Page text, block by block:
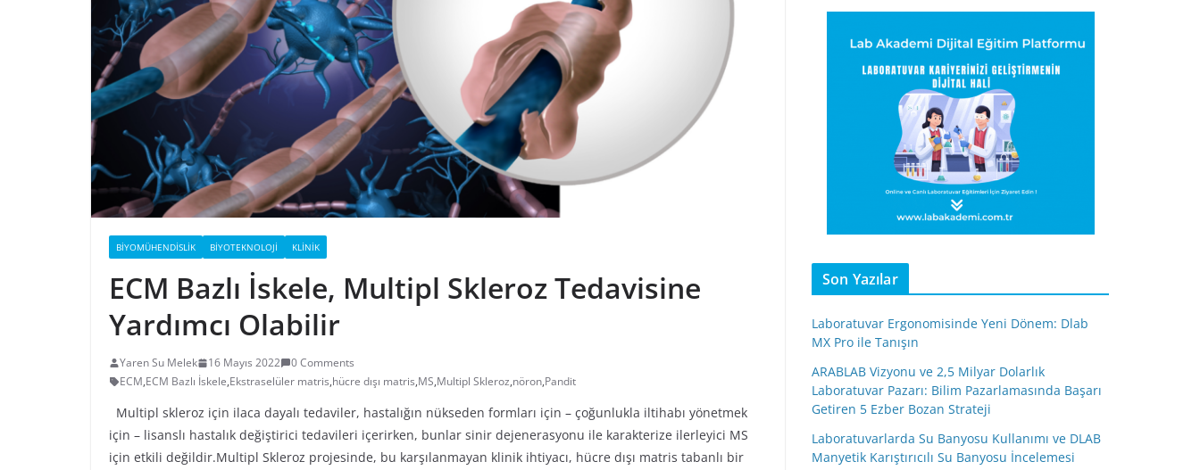
BIYOMÜHENDISLIK BIYOTEKNOLOJI KLINIK
ECM Bazlı İskele, Multipl SklerozTedavisine
Yardımcı Olabilir
Yaren Su Melek 16 Mayıs 2022
0 Comments
ECM,ECM Bazlı İskele,Ekstraselüler matris,hücre dışı matris,MS,Multipl Skleroz,nöron,Pandit
Multipl skleroz için ilaca dayalı tedaviler, hastalığın nükseden formları için – çoğunlukla iltihabı yönetmek
için – lisanslı hastalık değiştirici tedavileri içerirken, bunlar sinir dejenerasyonu ile karakterize ilerleyici MS
için etkili değildir.Multipl Skleroz projesinde, bu karşılanmayan klinik ihtiyacı, hücre dışı matris tabanlı bir
Son Yazılar
Laboratuvar Ergonomisinde Yeni Dönem: Dlab
MX Pro ile Tanışın
ARABLAB Vizyonu ve 2,5 Milyar Dolarlık
Laboratuvar Pazarı: Bilim Pazarlamasında Başarı
Getiren 5 Ezber Bozan Strateji
Laboratuvarlarda Su Banyosu Kullanımı ve DLAB
Manyetik Karıştırıcılı Su Banyosu İncelemesi